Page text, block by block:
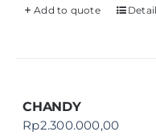
Add to quote
CHANDY
Rp2.300.000,00